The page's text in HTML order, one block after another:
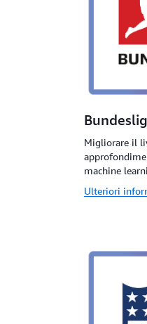
Migliorare il
machine
Ulteriori